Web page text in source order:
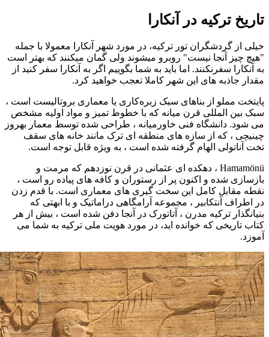
تاریخ ترکیه در آنکارا
خیلی از گردشگران تور ترکیه، در مورد شهر آنکارا معمولا با جمله
"هیچ چیز آنجا نیست" روبرو میشوند ولی گمان میکنند که بهتر است
به آنکارا سفرنکنند. اما باید به شما بگوییم اگر به آنکارا سفر کنید از
مقدار جاذبه های این شهر کاملا تعجب خواهید کرد.
پایتخت مملو از بناهای سبک زبره‌کاری یا معماری بروتالیست است ،
سبک بین المللی قرن میانه که با خطوط تمیز و مواد اولیه مشخص
می شود. دانشگاه فنی خاورمیانه ، طراحی شده توسط معمار بهروز
چینیچی ، که از سازه های منطقه ای ترک مانند خانه های سقف
تخت آناتولی الهام گرفته شده است ، به ویژه قابل توجه است.
Hamamönü ، دهکده ای عثمانی در قرن نوزدهم که مرمت و
بازسازی شده و اکنون پر از رستوران و کافه های پیاده رو است ،
نقطه مقابل کامل این سخت گیری های معماری است. با قدم زدن
در اطراف آنتکابیر ، مجموعه آرامگاهی دراماتیک و با ابهتی که
بنیانگذار ترکیه مدرن ، آتاتورک در آنجا دفن شده است ، بیش از هر
کتاب تاریخی که خوانده اید، در مورد هویت ملی ترکیه به شما می
آموزد.